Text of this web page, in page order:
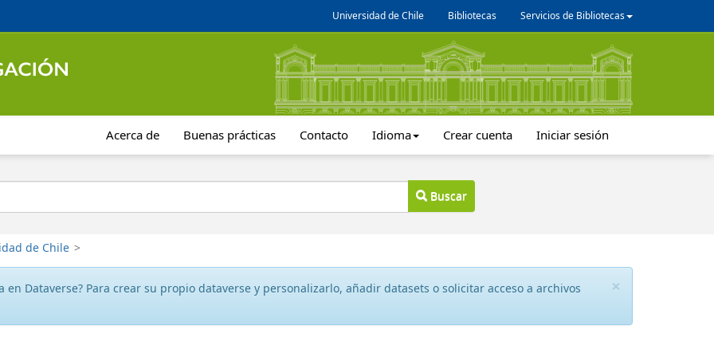
Universidad de Chile Bibliotecas Servicios de Bibliotecas
Acerca de Buenas prácticas Contacto Idioma Crear cuenta Iniciar sesión
Buscar
de Chile >
×
en Dataverse? Para crear su propio dataverse y personalizarlo, añadir datasets o solicitar acceso a archivos